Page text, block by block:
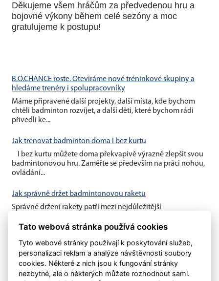
Děkujeme všem hráčům za předvedenou hru a
bojovné výkony během celé sezóny a moc
gratulujeme k postupu!
B.O.CHANCE roste. Otevíráme nové tréninkové skupiny a
hledáme trenéry i spolupracovníky
Máme připravené další projekty, další místa, kde bychom
chtěli badminton rozvíjet, a další děti, které bychom rádi
přivedli ke...
Jak trénovat badminton doma I bez kurtu
I bez kurtu můžete doma překvapivě výrazně zlepšit svou
badmintonovou hru. Zaměřte se především na práci nohou,
ovládání...
Jak správně držet badmintonovou raketu
Správné držení rakety patří mezi nejdůležitější
kontrolovat míček, zahrát...
Tato webová stránka používá cookies
Tyto webové stránky používají k poskytování služeb,
personalizaci reklam a analýze návštěvnosti soubory
cookies. Některé z nich jsou k fungování stránky
nezbytné, ale o některých můžete rozhodnout sami.